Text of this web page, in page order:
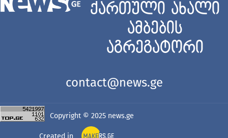
ქართული ახალი
ამბების
აგრეგატორი
contact@news.ge
Copyright © 2025 news.ge
Created in